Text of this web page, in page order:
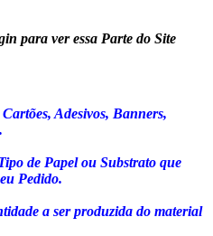
para ver essa Parte do Site
Adesivos, Banners,
de Papel ou Substrato que
Pedido.
a ser produzida do material